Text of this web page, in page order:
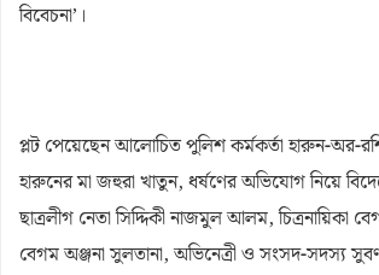
বিবেচনা’।
প্লট পেয়েছেন আলোচিত পুলিশ কর্মকর্তা হারুন-অর-
হারুনের মা জহুরা খাতুন, ধর্ষণের অভিযোগ নিয়ে
ছাত্রলীগ নেতা সিদ্দিকী নাজমুল আলম, চিত্রনায়িকা
বেগম অঞ্জনা সুলতানা, অভিনেত্রী ও সংসদ-সদস্য